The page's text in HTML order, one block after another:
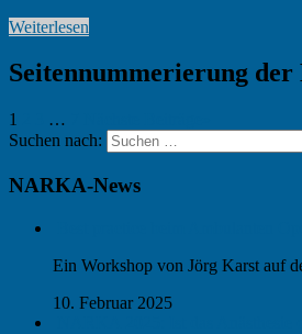
Weiterlesen
Seitennummerierung der
1 …
Suchen nach:
NARKA-News
Ein Workshop von Jörg Karst auf
10. Februar 2025